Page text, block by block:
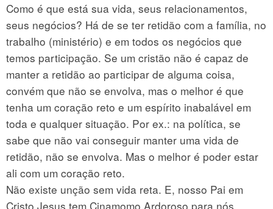
Como é que está sua vida, seus relacionamentos,
seus negócios? Há de se ter retidão com a família, no
trabalho (ministério) e em todos os negócios que
temos participação. Se um cristão não é capaz de
manter a retidão ao participar de alguma coisa,
convém que não se envolva, mas o melhor é que
tenha um coração reto e um espírito inabalável em
toda e qualquer situação. Por ex.: na política, se
sabe que não vai conseguir manter uma vida de
retidão, não se envolva. Mas o melhor é poder estar
ali com um coração reto.
Não existe unção sem vida reta. E, nosso Pai em
Cristo Jesus tem Cinamomo Ardoroso para nós.